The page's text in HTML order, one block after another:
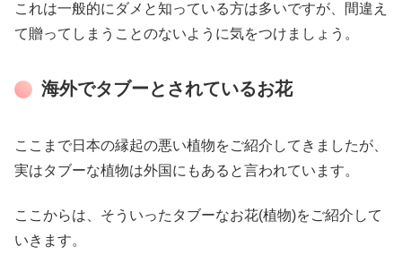
これは一般的にダメと知っている方は多いですが、間違え
て贈ってしまうことのないように気をつけましょう。
海外でタブーとされているお花
ここまで日本の縁起の悪い植物をご紹介してきましたが、
実はタブーな植物は外国にもあると言われています。
ここからは、そういったタブーなお花(植物)をご紹介して
いきます。